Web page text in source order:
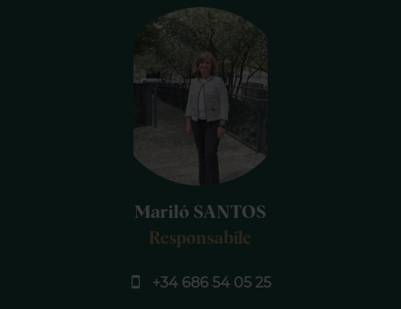
Mariló SANTOS
Responsabile
+34 686 54 05 25